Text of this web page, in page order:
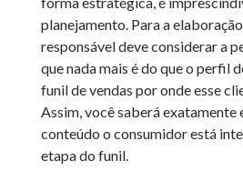
planejamento. Para a
responsável deve considerar a
que nada mais é do que o perfil
funil de vendas por onde esse
Assim, você saberá exatamente
conteúdo o consumidor está
etapa do funil.